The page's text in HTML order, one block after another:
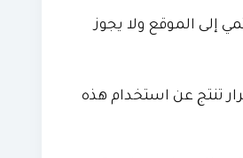
إلى الموقع ولا يجوز
تنتج عن استخدام هذه